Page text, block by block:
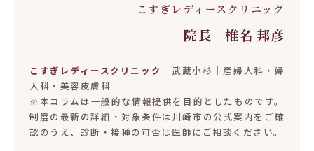
こすぎレディースクリニック
院長 椎名 邦彦
こすぎレディースクリニック
武蔵小杉｜産婦人科・婦
人科・美容皮膚科
※本コラムは一般的な情報提供を目的としたものです。
制度の最新の詳細・対象条件は川崎市の公式案内をご確
認のうえ、診断・接種の可否は医師にご相談ください。